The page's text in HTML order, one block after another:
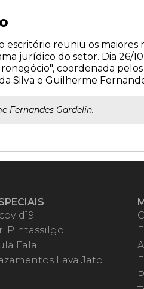
escritório reuniu os
jurídico do setor. Dia 26/10,
coordenada
Silva e Guilherme
Fernandes Gardelin.
Pintassilgo
Fala
Lava Jato